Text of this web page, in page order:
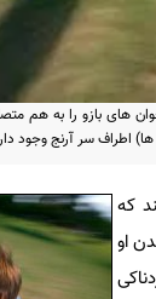
سرگرمی
گوناگون
حوادث
محیط زیست
سلامت
فرهنگی
پیامک
دانلود
های بازو را به هم
اطراف سر آرنج وجود
که
او